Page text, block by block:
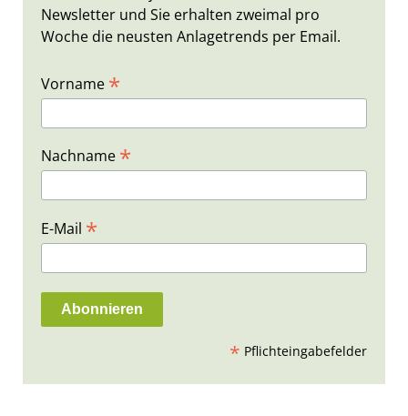
Newsletter und Sie erhalten zweimal pro
Woche die neusten Anlagetrends per Email.
Vorname *
Nachname *
E-Mail *
* Pflichteingabefelder